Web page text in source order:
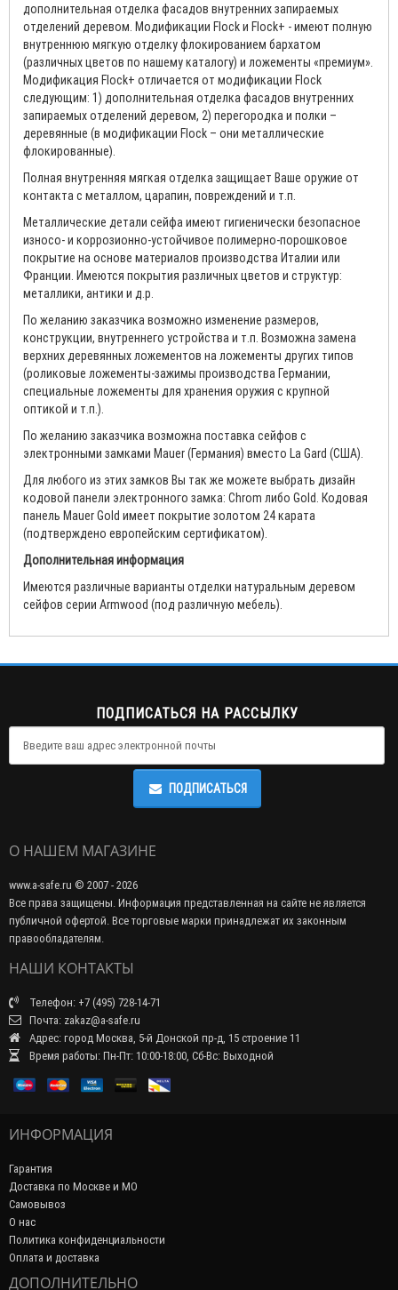
дополнительная отделка фасадов внутренних запираемых
отделений деревом. Модификации Flock и Flock+ - имеют полную
внутреннюю мягкую отделку флокированием бархатом
(различных цветов по нашему каталогу) и ложементы «премиум».
Модификация Flock+ отличается от модификации Flock
следующим: 1) дополнительная отделка фасадов внутренних
запираемых отделений деревом, 2) перегородка и полки –
деревянные (в модификации Flock – они металлические
флокированные).
Полная внутренняя мягкая отделка защищает Ваше оружие от
контакта с металлом, царапин, повреждений и т.п.
Металлические детали сейфа имеют гигиенически безопасное
износо- и коррозионно-устойчивое полимерно-порошковое
покрытие на основе материалов производства Италии или
Франции. Имеются покрытия различных цветов и структур:
металлики, антики и д.р.
По желанию заказчика возможно изменение размеров,
конструкции, внутреннего устройства и т.п. Возможна замена
верхних деревянных ложементов на ложементы других типов
(роликовые ложементы-зажимы производства Германии,
специальные ложементы для хранения оружия с крупной
оптикой и т.п.).
По желанию заказчика возможна поставка сейфов с
электронными замками Mauer (Германия) вместо La Gard (США).
Для любого из этих замков Вы так же можете выбрать дизайн
кодовой панели электронного замка: Chrom либо Gold. Кодовая
панель Mauer Gold имеет покрытие золотом 24 карата
(подтверждено европейским сертификатом).
Дополнительная информация
Имеются различные варианты отделки натуральным деревом
сейфов серии Armwood (под различную мебель).
ПОДПИСАТЬСЯ НА РАССЫЛКУ
ПОДПИСАТЬСЯ
О НАШЕМ МАГАЗИНЕ
www.a-safe.ru © 2007 - 2026
Все права защищены. Информация представленная на сайте не является
публичной офертой. Все торговые марки принадлежат их законным
правообладателям.
НАШИ КОНТАКТЫ
Телефон: +7 (495) 728-14-71
Почта: zakaz@a-safe.ru
Адрес: город Москва, 5-й Донской пр-д, 15 строение 11
Время работы: Пн-Пт: 10:00-18:00, Сб-Вс: Выходной
ИНФОРМАЦИЯ
Гарантия
Доставка по Москве и МО
Самовывоз
О нас
Политика конфиденциальности
Оплата и доставка
ДОПОЛНИТЕЛЬНО